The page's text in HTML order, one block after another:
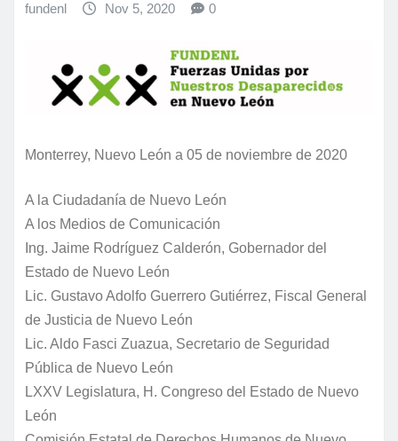
fundenl Nov 5, 2020 0
Monterrey, Nuevo León a 05 de noviembre de 2020
A la Ciudadanía de Nuevo León
A los Medios de Comunicación
Ing. Jaime Rodríguez Calderón, Gobernador del
Estado de Nuevo León
Lic. Gustavo Adolfo Guerrero Gutiérrez, Fiscal General
de Justicia de Nuevo León
Lic. Aldo Fasci Zuazua, Secretario de Seguridad
Pública de Nuevo León
LXXV Legislatura, H. Congreso del Estado de Nuevo
León